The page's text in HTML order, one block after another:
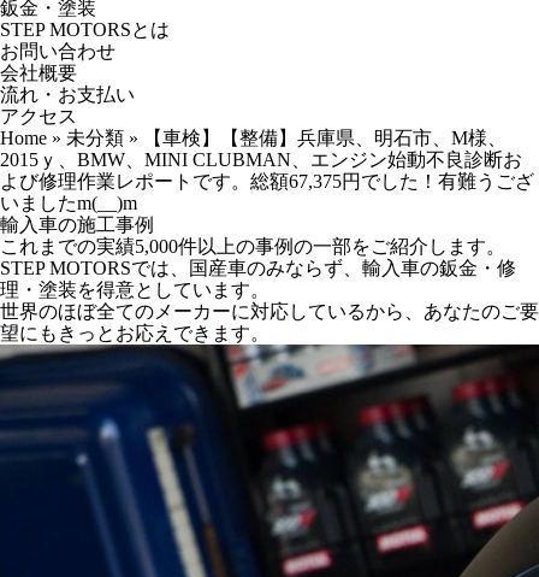
鈑金・塗装
STEP MOTORSとは
お問い合わせ
会社概要
流れ・お支払い
アクセス
Home » 未分類 » 【車検】【整備】兵庫県、明石市、M様、
2015ｙ、BMW、MINI CLUBMAN、エンジン始動不良診断お
よび修理作業レポートです。総額67,375円でした！有難うござ
いましたm(__)m
輸入車の施工事例
これまでの実績5,000件以上の事例の一部をご紹介します。
STEP MOTORSでは、国産車のみならず、輸入車の鈑金・修
理・塗装を得意としています。
世界のほぼ全てのメーカーに対応しているから、あなたのご要
望にもきっとお応えできます。